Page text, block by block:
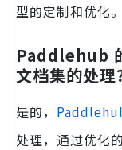
型的定制和优化。
Paddlehub
文档集的处理
是的，
处理，通过优化